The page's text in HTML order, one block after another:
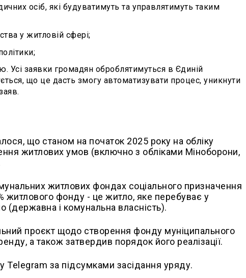
осіб, які будуватимуть та управлятимуть таким
у житловій сфері;
Усі заявки громадян оброблятимуться в Єдиній
що це дасть змогу автоматизувати процес, уникнути
що станом на початок 2025 року на обліку
житлових умов (включно з обліками Міноборони,
житлових фондах соціального призначення
фонду - це житло, яке перебуває у
(державна і комунальна власність).
проєкт щодо створення фонду муніципального
а також затвердив порядок його реалізації.
у Telegram за підсумками засідання уряду.